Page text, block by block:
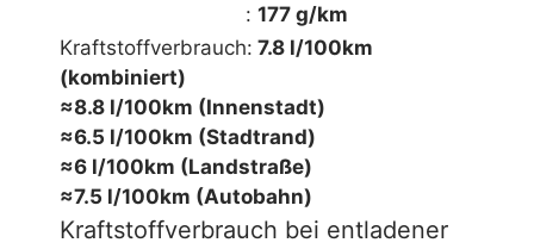
: 177 g/km
Kraftstoffverbrauch: 7.8 l/100km
(kombiniert)
≈8.8 l/100km (Innenstadt)
≈6.5 l/100km (Stadtrand)
≈6 l/100km (Landstraße)
≈7.5 l/100km (Autobahn)
Kraftstoffverbrauch bei entladener